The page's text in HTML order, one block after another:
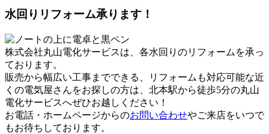
水回りリフォーム承ります！
株式会社丸山電化サービスは、各水回りのリフォームを承っ
ております。
販売から幅広い工事までできる、リフォームも対応可能な近
くの電気屋さんをお探しの方は、北本駅から徒歩5分の丸山
電化サービスへぜひお越しください！
お電話・ホームページからのお問い合わせやご来店をいつで
もお待ちしております。